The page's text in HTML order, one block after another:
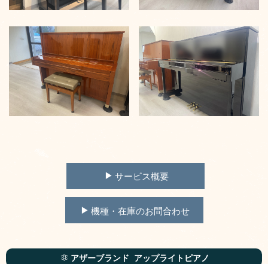
サービス概要
機種・在庫のお問合わせ
アザーブランド アップライトピアノ